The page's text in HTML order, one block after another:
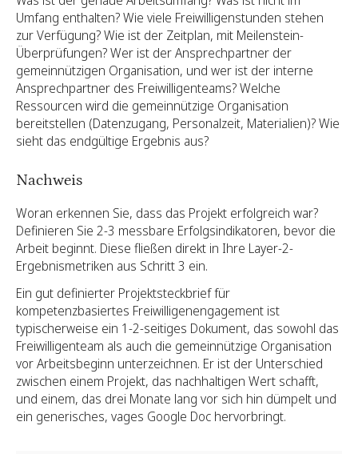
Umfang enthalten? Wie viele Freiwilligenstunden stehen
zur Verfügung? Wie ist der Zeitplan, mit Meilenstein-
Überprüfungen? Wer ist der Ansprechpartner der
gemeinnützigen Organisation, und wer ist der interne
Ansprechpartner des Freiwilligenteams? Welche
Ressourcen wird die gemeinnützige Organisation
bereitstellen (Datenzugang, Personalzeit, Materialien)? Wie
sieht das endgültige Ergebnis aus?
Nachweis
Woran erkennen Sie, dass das Projekt erfolgreich war?
Definieren Sie 2-3 messbare Erfolgsindikatoren, bevor die
Arbeit beginnt. Diese fließen direkt in Ihre Layer-2-
Ergebnismetriken aus Schritt 3 ein.
Ein gut definierter Projektsteckbrief für
kompetenzbasiertes Freiwilligenengagement ist
typischerweise ein 1-2-seitiges Dokument, das sowohl das
Freiwilligenteam als auch die gemeinnützige Organisation
vor Arbeitsbeginn unterzeichnen. Er ist der Unterschied
zwischen einem Projekt, das nachhaltigen Wert schafft,
und einem, das drei Monate lang vor sich hin dümpelt und
ein generisches, vages Google Doc hervorbringt.